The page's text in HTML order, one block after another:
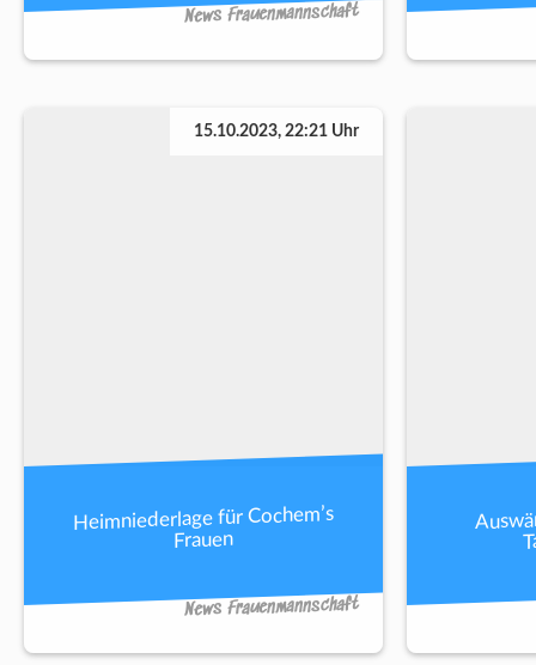
News Frauenmannschaft
15.10.2023, 22:21 Uhr
Heimniederlage für Cochem’s
Frauen
News Frauenmannschaft